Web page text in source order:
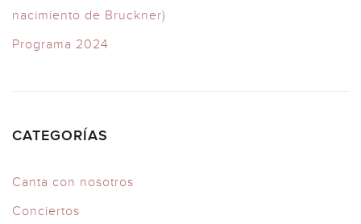
nacimiento de Bruckner)
Programa 2024
CATEGORÍAS
Canta con nosotros
Conciertos